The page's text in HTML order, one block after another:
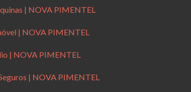
| NOVA PIMENTEL
| NOVA PIMENTEL
| NOVA PIMENTEL
| NOVA PIMENTEL